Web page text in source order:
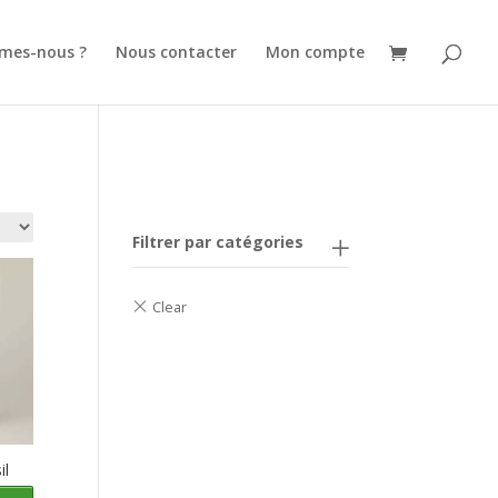
nous ? Nous contacter Mon compte
Filtrer par catégories